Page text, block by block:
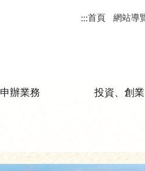
:::首頁 網站導
申辦業務 投資、創業